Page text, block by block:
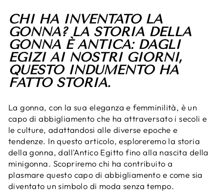
CHI HA INVENTATO LA
GONNA? LA STORIA DELLA
GONNA È ANTICA: DAGLI
EGIZI AI NOSTRI GIORNI,
QUESTO INDUMENTO HA
FATTO STORIA.
La gonna, con la sua eleganza e femminilità, è un
capo di abbigliamento che ha attraversato i secoli e
le culture, adattandosi alle diverse epoche e
tendenze. In questo articolo, esploreremo la storia
della gonna, dall'Antico Egitto fino alla nascita della
minigonna. Scopriremo chi ha contribuito a
plasmare questo capo di abbigliamento e come sia
diventato un simbolo di moda senza tempo.